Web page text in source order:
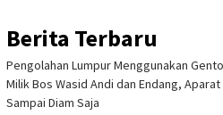
Berita Terbaru
Pengolahan Lumpur Menggunakan
Milik Bos Wasid Andi dan Endang,
Sampai Diam Saja